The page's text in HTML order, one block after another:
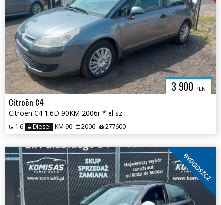
3 900 PLN
Citroën C4
Citroen C4 1.6D 90KM 2006r * el szyby radio klimatyzacja * TORUŃ
1.6 Diesel KM 90 2006 277600
BYDGOSZCZ